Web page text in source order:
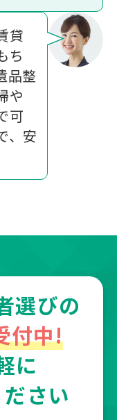
貸
ち
品整
や
可
、安
選びの
付中!
に
さい